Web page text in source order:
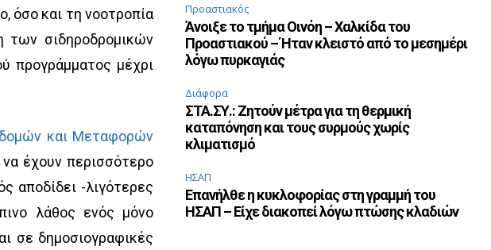
όσο και τη νοοτροπία
των σιδηροδρομικών
προγράμματος μέχρι
και Μεταφορών
να έχουν περισσότερο
αποδίδει -λιγότερες
λάθος ενός μόνο
σε δημοσιογραφικές
Προαστιακός
Άνοιξε το τμήμα Οινόη – Χαλκίδα του
Προαστιακού – Ήταν κλειστό από το μεσημέρι
λόγω πυρκαγιάς
Διάφορα
ΣΤΑ.ΣΥ.: Ζητούν μέτρα για τη θερμική
καταπόνηση και τους συρμούς χωρίς
κλιματισμό
ΗΣΑΠ
Επανήλθε η κυκλοφορίας στη γραμμή του
ΗΣΑΠ – Είχε διακοπεί λόγω πτώσης κλαδιών